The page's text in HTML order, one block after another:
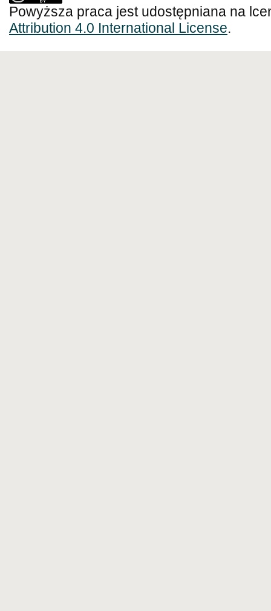
Powyższa praca jest udostępniana na
Attribution 4.0 International License.